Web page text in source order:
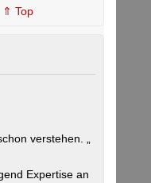
⇑ Top
verstehen. „
Expertise an